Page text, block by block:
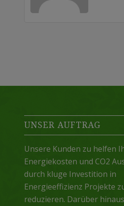
UNSER AUFTRAG
Unsere Kunden zu helfen
Energiekosten und CO2
durch kluge Investition in
Energieeffizienz Projekte
reduzieren. Darüber